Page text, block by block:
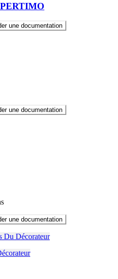
une documentation
une documentation
une documentation